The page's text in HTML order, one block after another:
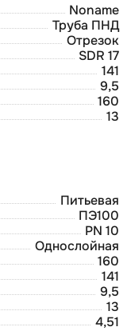
Noname
Труба ПНД
Отрезок
SDR 17
141
9,5
160
13
Питьевая
ПЭ100
PN 10
Однослойная
160
141
9,5
13
4,51